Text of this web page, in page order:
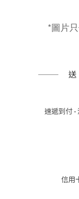
*圖片
速遞到付 -
信用